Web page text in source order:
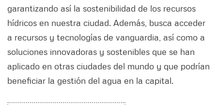
garantizando así la sostenibilidad de los recursos
hídricos en nuestra ciudad. Además, busca acceder
a recursos y tecnologías de vanguardia, así como a
soluciones innovadoras y sostenibles que se han
aplicado en otras ciudades del mundo y que podrían
beneficiar la gestión del agua en la capital.